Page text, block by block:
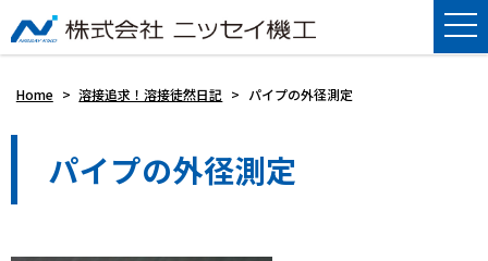
Home > 溶接追求！溶接徒然日記 > パイプの外径測定
パイプの外径測定